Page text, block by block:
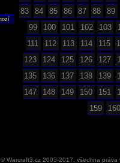
83
84 85 86 87 88
89
99
100 101 102 103
111
112 113 114 115
123
124 125 126 127
135
136 137 138 139
147
148 149 150 151
159
160
© Warcraft3.cz 2003-2017, všechna